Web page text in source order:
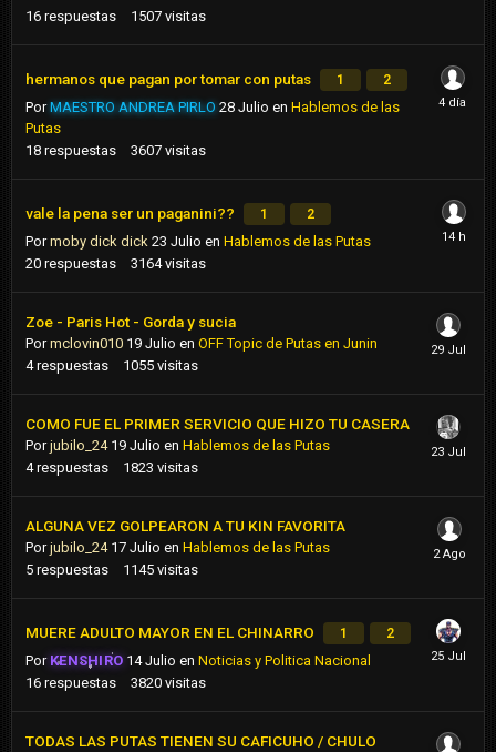
16 respuestas 1507 visitas
hermanos que pagan por tomar con putas 1 2
PorMAESTRO ANDREA PIRLO 28 Julio en Hablemos de las
Putas
18 respuestas 3607 visitas
vale la pena ser un paganini?? 1 2
Pormoby dick dick 23 Julio en Hablemos de las Putas
20 respuestas 3164 visitas
Zoe - Paris Hot - Gorda y sucia
Pormclovin010 19 Julio en OFF Topic de Putas en Junin
4 respuestas 1055 visitas
COMO FUE EL PRIMER SERVICIO QUE HIZO TU CASERA
Porjubilo_24 19 Julio en Hablemos de las Putas
4 respuestas 1823 visitas
ALGUNA VEZ GOLPEARON A TU KIN FAVORITA
Porjubilo_24 17 Julio en Hablemos de las Putas
5 respuestas 1145 visitas
MUERE ADULTO MAYOR EN EL CHINARRO 1 2
Por KENSHIRO 14 Julio enNoticias y Politica Nacional
16 respuestas 3820 visitas
TODAS LAS PUTAS TIENEN SU CAFICUHO / CHULO